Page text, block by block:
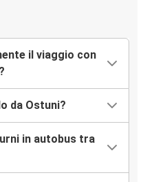
il viaggio con
da Ostuni?
in autobus tra